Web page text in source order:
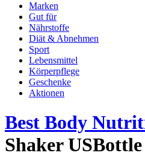
Marken
Gut für
Nährstoffe
Diät & Abnehmen
Sport
Lebensmittel
Körperpflege
Geschenke
Aktionen
Best Body
Shaker USBottle